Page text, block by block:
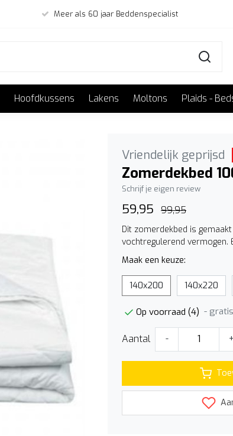
Meer als 60 jaar Beddenspecialist
Hoofdkussens Lakens Moltons Plaids -
Vriendelijk geprijsd
Zomerdekbed
Schrijf je eigen review
59,95 99,95
Dit zomerdekbed is
vochtregulerend vermogen.
Maak een keuze:
140x200 140x220
Op voorraad (4) -
Aantal - +